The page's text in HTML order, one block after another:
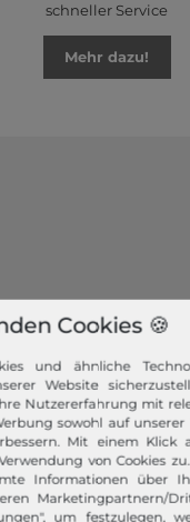
schneller Service
Mehr dazu!
Cookies 🍪
und ähnliche
Website
Nutzererfahrung mit
sowohl auf
Mit einem Klick
von Cookies
Informationen über
Marketingpartnern/
um festzulegen,